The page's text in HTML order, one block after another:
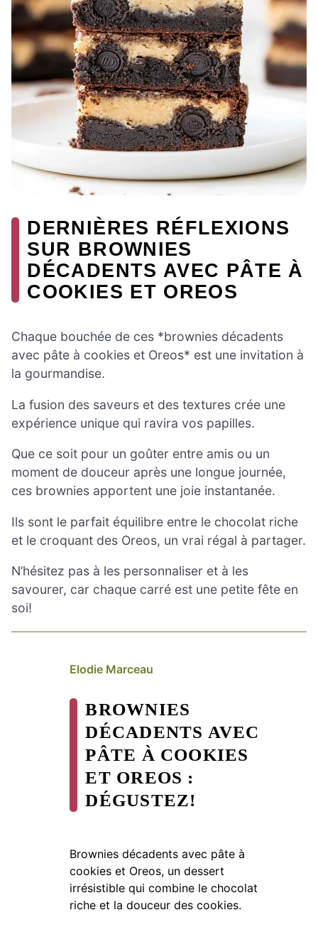
DERNIÈRES RÉFLEXIONS
SUR BROWNIES
DÉCADENTS AVEC PÂTE À
COOKIES ET OREOS
Chaque bouchée de ces *brownies décadents
avec pâte à cookies et Oreos* est une invitation à
la gourmandise.
La fusion des saveurs et des textures crée une
expérience unique qui ravira vos papilles.
Que ce soit pour un goûter entre amis ou un
moment de douceur après une longue journée,
ces brownies apportent une joie instantanée.
Ils sont le parfait équilibre entre le chocolat riche
et le croquant des Oreos, un vrai régal à partager.
N’hésitez pas à les personnaliser et à les
savourer, car chaque carré est une petite fête en
soi!
Elodie Marceau
BROWNIES
DÉCADENTS AVEC
PÂTE À COOKIES
ET OREOS :
DÉGUSTEZ!
Brownies décadents avec pâte à
cookies et Oreos, un dessert
irrésistible qui combine le chocolat
riche et la douceur des cookies.